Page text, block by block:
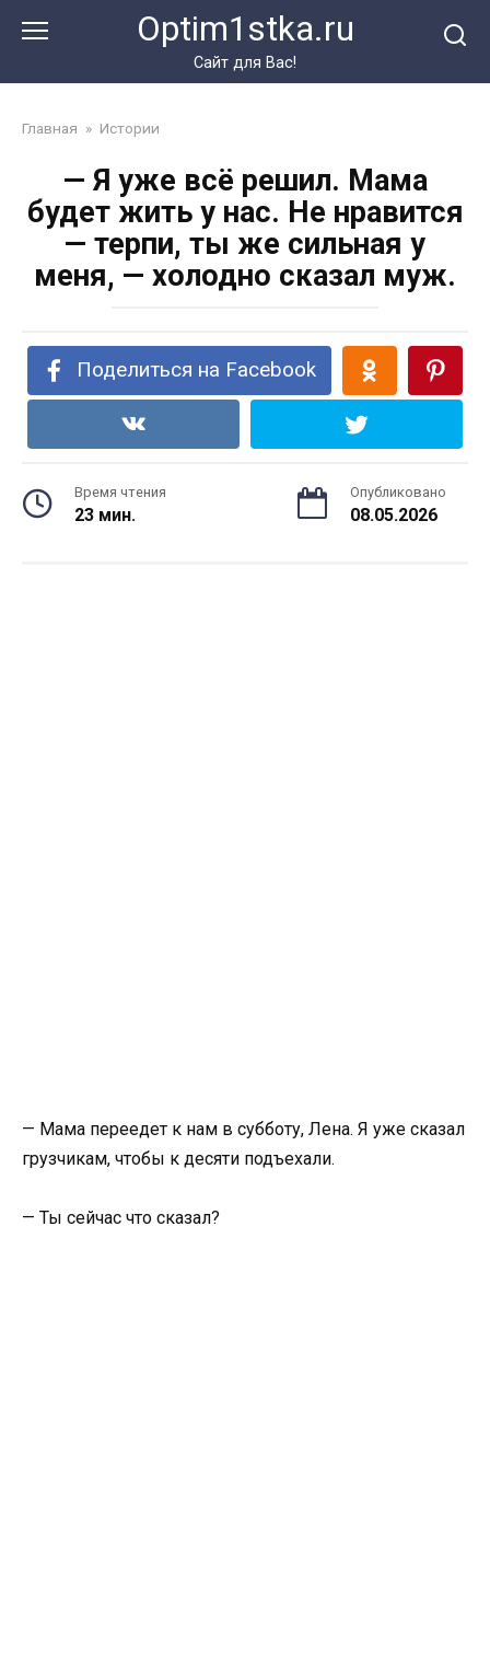
Optim1stka.ru
Сайт для Вас!
Главная » Истории
— Я уже всё решил. Мама
будет жить у нас. Не нравится
— терпи, ты же сильная у
меня, — холодно сказал муж.
Поделиться на Facebook
Время чтения
23 мин.
Опубликовано
08.05.2026
— Мама переедет к нам в субботу, Лена. Я уже сказал
грузчикам, чтобы к десяти подъехали.
— Ты сейчас что сказал?